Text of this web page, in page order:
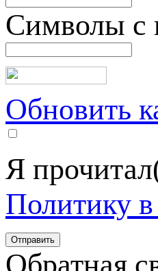
Символы с
Обновить
Я
Политику